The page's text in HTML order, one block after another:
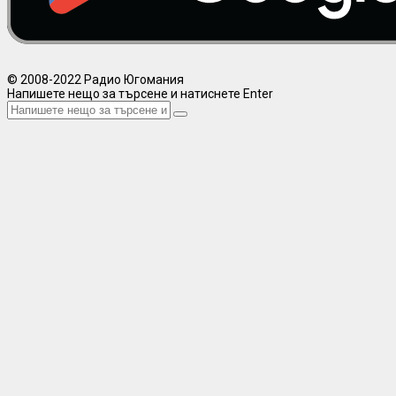
© 2008-2022 Радио Югомания
Напишете нещо за търсене и натиснете Enter